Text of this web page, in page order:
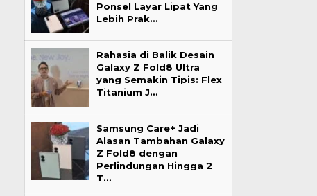
Ponsel Layar Lipat Yang
Lebih Prak…
Rahasia di Balik Desain
Galaxy Z Fold8 Ultra
yang Semakin Tipis: Flex
Titanium J…
Samsung Care+ Jadi
Alasan Tambahan Galaxy
Z Fold8 dengan
Perlindungan Hingga 2
T…